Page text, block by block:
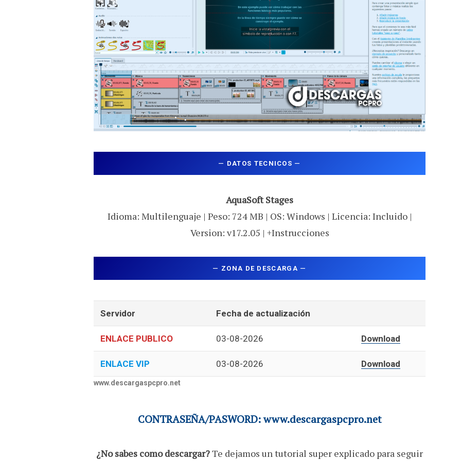
— DATOS TECNICOS —
AquaSoft Stages
Idioma: Multilenguaje | Peso: 724 MB | OS: Windows | Licencia: Incluido |
Version: v17.2.05 | +Instrucciones
— ZONA DE DESCARGA —
Servidor Fecha de actualización
ENLACE PUBLICO 03-08-2026 Download
ENLACE VIP 03-08-2026 Download
www.descargaspcpro.net
CONTRASEÑA/PASWORD: www.descargaspcpro.net
¿No sabes como descargar?Te dejamos un tutorial super explicado para seguir